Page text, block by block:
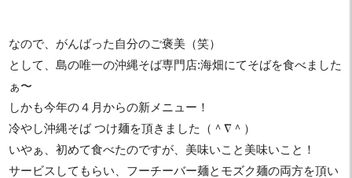
なので、がんばった自分のご褒美（笑）
として、島の唯一の沖縄そば専門店:海畑にてそばを食べました
ぁ〜
しかも今年の４月からの新メニュー！
冷やし沖縄そば つけ麺を頂きました（＾∇＾）
いやぁ、初めて食べたのですが、美味いこと美味いこと！
サービスしてもらい、フーチーバー麺とモズク麺の両方を頂い